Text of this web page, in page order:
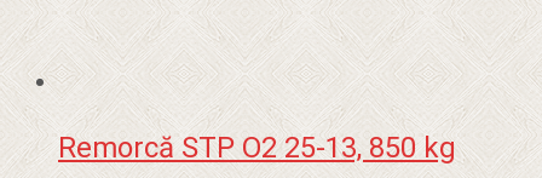
Remorcă STP O2 25-13, 850 kg